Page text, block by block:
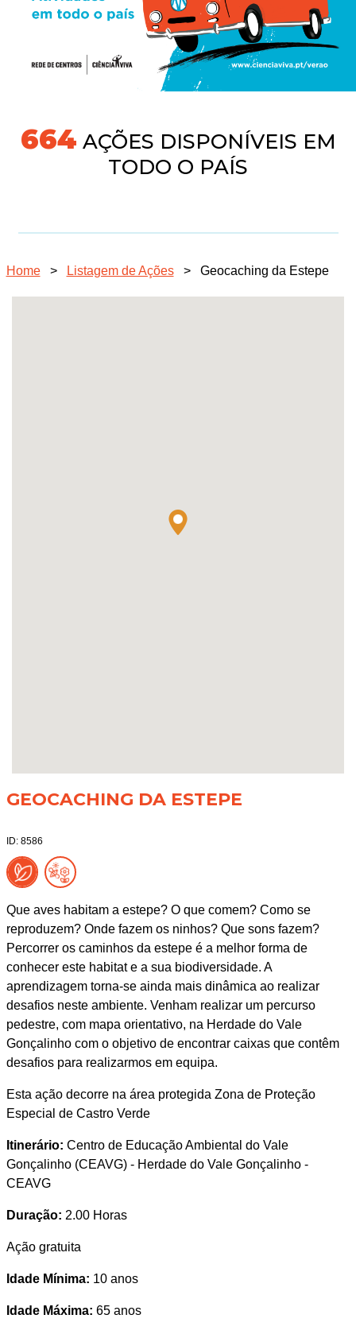
718AÇÕES DISPONÍVEIS EM
TODO O PAÍS
Home > Listagem de Ações > Geocaching da Estepe
GEOCACHING DA ESTEPE
ID: 8586
Que aves habitam a estepe? O que comem? Como se
reproduzem? Onde fazem os ninhos? Que sons fazem?
Percorrer os caminhos da estepe é a melhor forma de
conhecer este habitat e a sua biodiversidade. A
aprendizagem torna-se ainda mais dinâmica ao realizar
desafios neste ambiente. Venham realizar um percurso
pedestre, com mapa orientativo, na Herdade do Vale
Gonçalinho com o objetivo de encontrar caixas que contêm
desafios para realizarmos em equipa.
Esta ação decorre na área protegida Zona de Proteção
Especial de Castro Verde
Itinerário: Centro de Educação Ambiental do Vale
Gonçalinho (CEAVG) - Herdade do Vale Gonçalinho -
CEAVG
Duração: 2.00 Horas
Ação gratuita
Idade Mínima: 10 anos
Idade Máxima: 65 anos